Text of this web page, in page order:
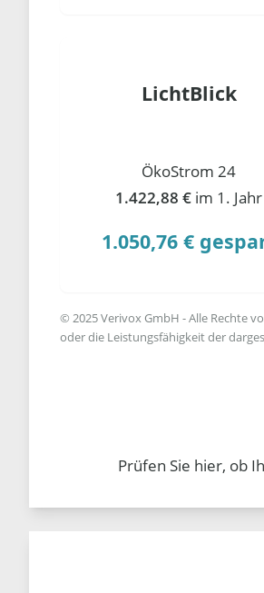
LichtBlick
ÖkoStrom 24
1.422,88 € im 1. Jahr
1.050,76 €
© 2025 Verivox GmbH - Alle Rechte
oder die Leistungsfähigkeit der
Prüfen Sie hier, ob